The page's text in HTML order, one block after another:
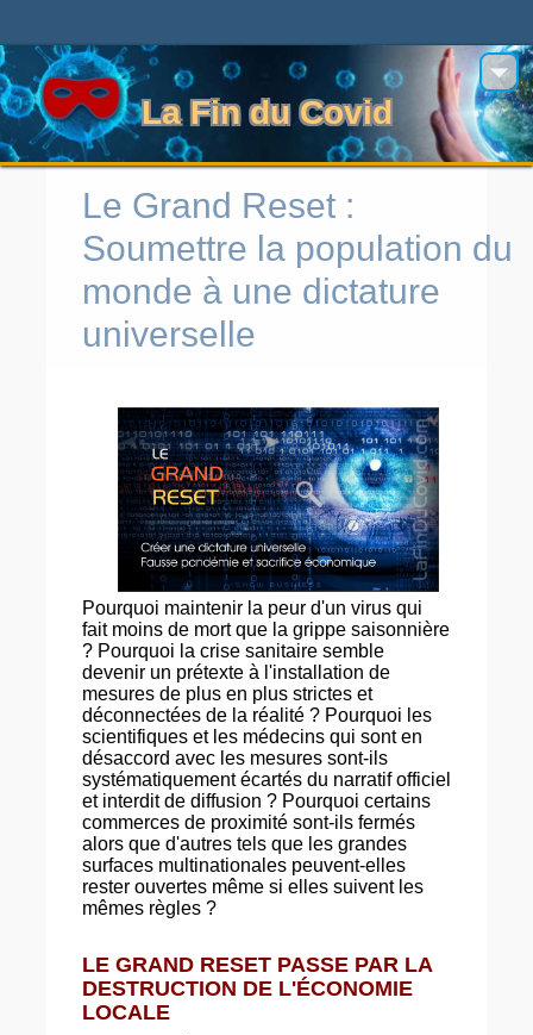
La Fin du Covid
Le Grand Reset :
Soumettre la population du
monde à une dictature
universelle
Pourquoi maintenir la peur d'un virus qui
fait moins de mort que la grippe saisonnière
? Pourquoi la crise sanitaire semble
devenir un prétexte à l'installation de
mesures de plus en plus strictes et
déconnectées de la réalité ? Pourquoi les
scientifiques et les médecins qui sont en
désaccord avec les mesures sont-ils
systématiquement écartés du narratif officiel
et interdit de diffusion ? Pourquoi certains
commerces de proximité sont-ils fermés
alors que d'autres tels que les grandes
surfaces multinationales peuvent-elles
rester ouvertes même si elles suivent les
mêmes règles ?
LE GRAND RESET PASSE PAR LA
DESTRUCTION DE L'ÉCONOMIE
LOCALE